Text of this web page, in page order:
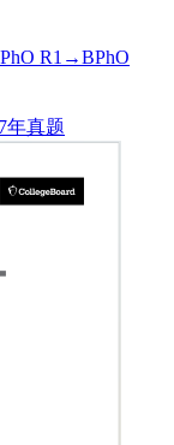
R1→BPhO
年真题